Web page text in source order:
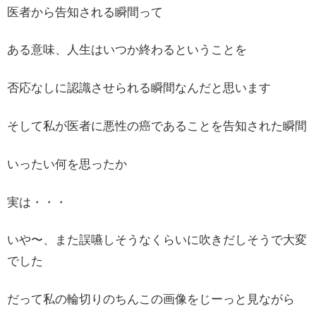
医者から告知される瞬間って
ある意味、人生はいつか終わるということを
否応なしに認識させられる瞬間なんだと思います
そして私が医者に悪性の癌であることを告知された瞬間
いったい何を思ったか
実は・・・
いや〜、また誤嚥しそうなくらいに吹きだしそうで大変
でした
だって私の輪切りのちんこの画像をじーっと見ながら